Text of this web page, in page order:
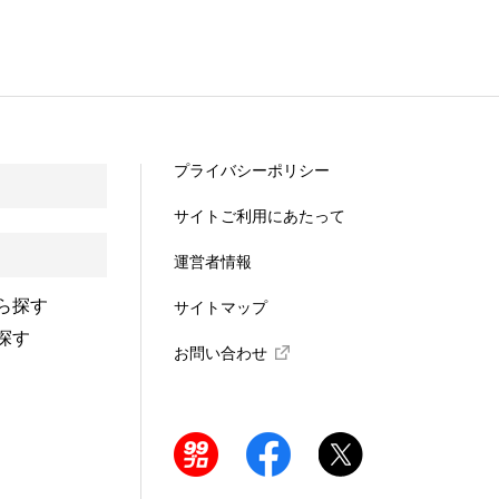
探す
す
プライバシーポリシー
サイトご利用にあたって
運営者情報
サイトマップ
お問い合わせ